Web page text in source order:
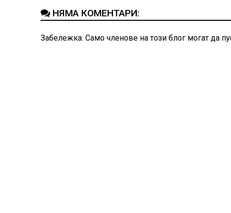
НЯМА КОМЕНТАРИ:
Забележка: Само членове на този блог могат да